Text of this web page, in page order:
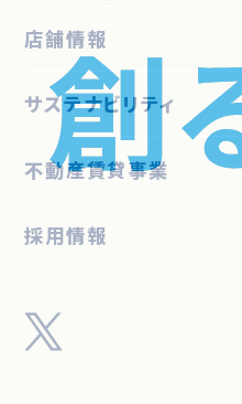
店舗情報
サステナビリティ
不動産賃貸事業
採用情報